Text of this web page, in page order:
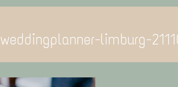
weddingplanner-limburg-